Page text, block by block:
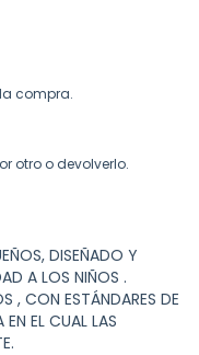
compra.
otro o devolverlo.
DISEÑADO Y
A LOS NIÑOS .
, CON ESTÁNDARES DE
EL CUAL LAS